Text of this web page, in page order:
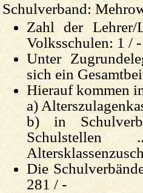
Schulverband:
Zahl der Lehrer/
Volksschulen: 1 / -
Unter
sich ein
Hierauf kommen
a)
b) in
Die
281 / -